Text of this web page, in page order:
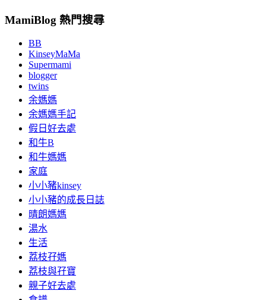
MamiBlog 熱門搜尋
BB
KinseyMaMa
Supermami
blogger
twins
余媽媽
余媽媽手記
假日好去處
和牛B
和牛媽媽
家庭
小小豬kinsey
小小豬的成長日誌
晴朗媽媽
湯水
生活
荔枝孖媽
荔枝與孖寶
親子好去處